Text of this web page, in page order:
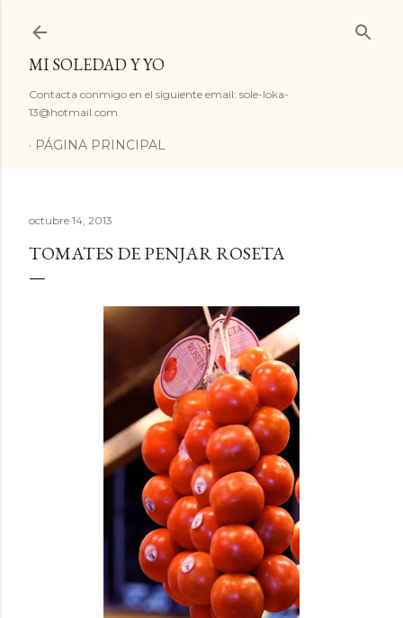
MI SOLEDAD Y YO
Contacta conmigo en el siguiente email: sole-loka-
13@hotmail.com
PÁGINA PRINCIPAL
octubre 14, 2013
TOMATES DE PENJAR ROSETA